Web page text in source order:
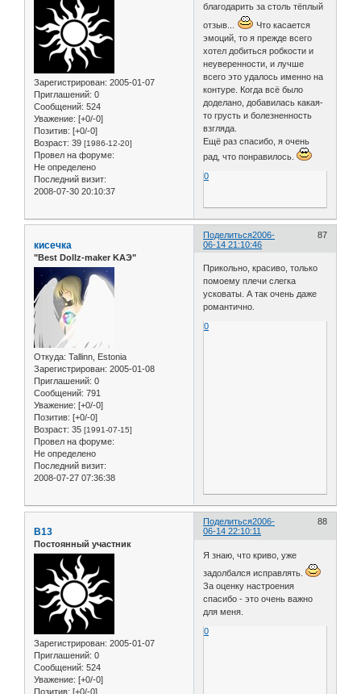
Зарегистрирован: 2005-01-07
Приглашений: 0
Сообщений: 524
Уважение: [+0/-0]
Позитив: [+0/-0]
Возраст: 39 [1986-12-20]
Провел на форуме:
Не определено
Последний визит:
2008-07-30 20:10:37
благодарить за столь тёплый
отзыв...
Что касается
эмоций, то я прежде всего
хотел добиться робкости и
неуверенности, и лучше
всего это удалось именно на
контуре. Когда всё было
доделано, добавилась какая-
то грусть и болезненность
взгляда.
Ещё раз спасибо, я очень
рад, что понравилось.
0
Поделиться 87
2006-
06-14 21:10:46
кисечка
"Best Dollz-maker KAЭ"
Откуда: Tallinn, Estonia
Зарегистрирован: 2005-01-08
Приглашений: 0
Сообщений: 791
Уважение: [+0/-0]
Позитив: [+0/-0]
Возраст: 35 [1991-07-15]
Провел на форуме:
Не определено
Последний визит:
2008-07-27 07:36:38
Прикольно, красиво, только
помоему плечи слегка
усковаты. А так очень даже
романтично.
0
Поделиться 88
2006-
06-14 22:10:11
B13
Постоянный участник
Зарегистрирован: 2005-01-07
Приглашений: 0
Сообщений: 524
Уважение: [+0/-0]
Позитив: [+0/-0]
Я знаю, что криво, уже
задолбался исправлять.
За оценку настроения
спасибо - это очень важно
для меня.
0